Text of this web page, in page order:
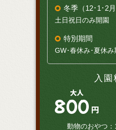
冬季（12･1･2月
土日祝日のみ開園
特別期間
GW･春休み･夏休
入園
大人
800 円
動物のおやつ